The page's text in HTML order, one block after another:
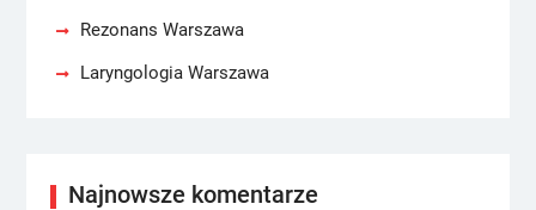
Rezonans Warszawa
Laryngologia Warszawa
Najnowsze komentarze